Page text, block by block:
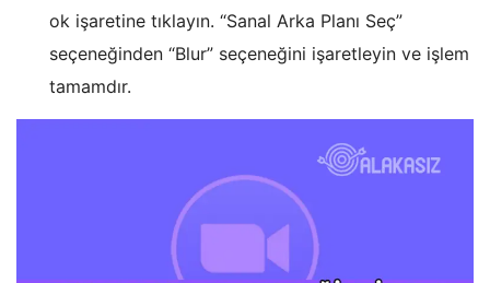
ok işaretine tıklayın. “Sanal Arka Planı Seç”
seçeneğinden “Blur” seçeneğini işaretleyin ve işlem
tamamdır.